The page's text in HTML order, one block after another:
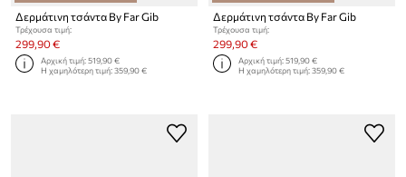
Δερμάτινη τσάντα By Far Gib
Τρέχουσα τιμή:
299,90 €
Αρχική τιμή:519,90 €
Η χαμηλότερη τιμή:359,90 €
Δερμάτινη τσάντα By Far Gib
Τρέχουσα τιμή:
299,90 €
Αρχική τιμή:519,90 €
Η χαμηλότερη τιμή:359,90 €